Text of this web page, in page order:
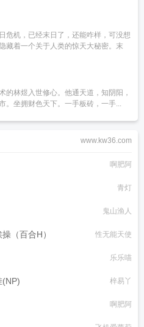
危机，已经末日了，还能咋样，可没想
藏着一个关于人类的惊天大秘密。末
的林煜入世修心。他通天道，知阴阳，
。坐拥财色天下。一手板砖，一手...
www.kw36.com
啊肥阿
青灯
鬼山渔人
（百合H） 性无能天使
乐乐喵
(NP) 梓易丫
啊肥阿